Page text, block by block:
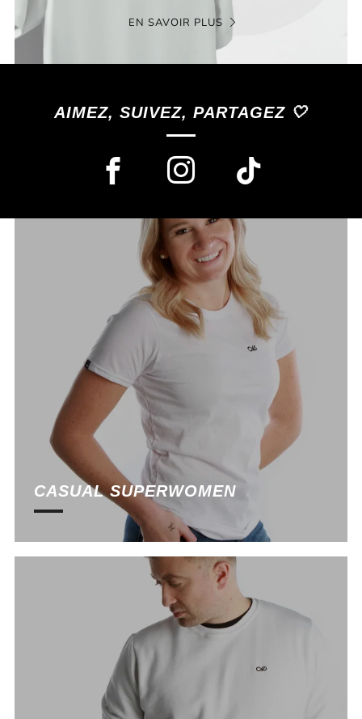
EN SAVOIR PLUS
AIMEZ, SUIVEZ, PARTAGEZ 🤍
FacebookInstagram
CASUAL SUPERWOMEN